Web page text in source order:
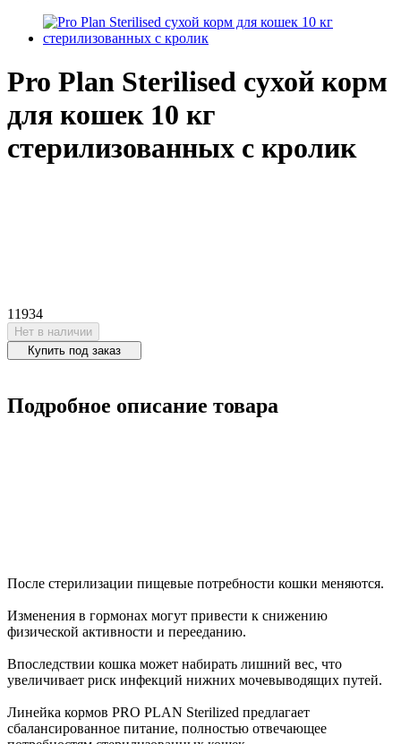
Pro Plan Sterilised сухой корм
для кошек 10 кг
стерилизованных с кролик
11934
Нет в наличии
Купить под заказ
Подробное описание товара
После стерилизации пищевые потребности кошки меняются.
Изменения в гормонах могут привести к снижению
физической активности и перееданию.
Впоследствии кошка может набирать лишний вес, что
увеличивает риск инфекций нижних мочевыводящих путей.
Линейка кормов PRO PLAN Sterilized предлагает
сбалансированное питание, полностью отвечающее